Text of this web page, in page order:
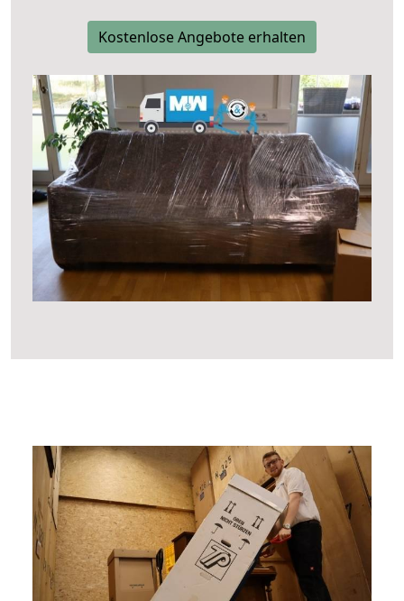
Kostenlose Angebote erhalten